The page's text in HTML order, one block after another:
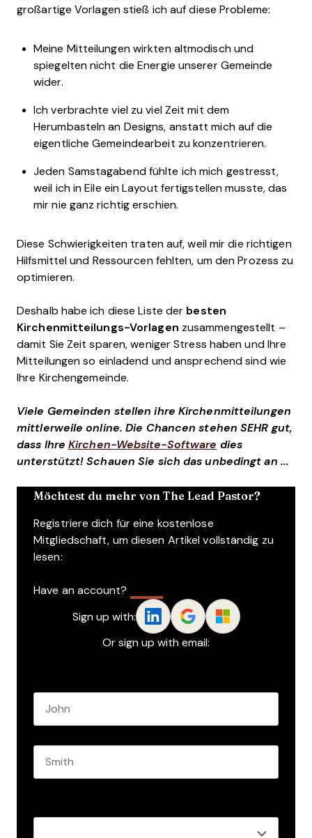
großartige Vorlagen stieß ich auf diese Probleme:
Meine Mitteilungen wirkten altmodisch und
spiegelten nicht die Energie unserer Gemeinde
wider.
Ich verbrachte viel zu viel Zeit mit dem
Herumbasteln an Designs, anstatt mich auf die
eigentliche Gemeindearbeit zu konzentrieren.
Jeden Samstagabend fühlte ich mich gestresst,
weil ich in Eile ein Layout fertigstellen musste, das
mir nie ganz richtig erschien.
Diese Schwierigkeiten traten auf, weil mir die richtigen
Hilfsmittel und Ressourcen fehlten, um den Prozess zu
optimieren.
Deshalb habe ich diese Liste der besten
Kirchenmitteilungs-Vorlagen zusammengestellt –
damit Sie Zeit sparen, weniger Stress haben und Ihre
Mitteilungen so einladend und ansprechend sind wie
Ihre Kirchengemeinde.
Viele Gemeinden stellen ihre Kirchenmitteilungen
mittlerweile online. Die Chancen stehen SEHR gut,
dass Ihre Kirchen-Website-Software dies
unterstützt! Schauen Sie sich das unbedingt an ...
Möchtest du mehr von The Lead Pastor?
Registriere dich für eine kostenlose
Mitgliedschaft, um diesen Artikel vollständig zu
lesen:
Have an account?
Sign up with:
Or sign up with email: